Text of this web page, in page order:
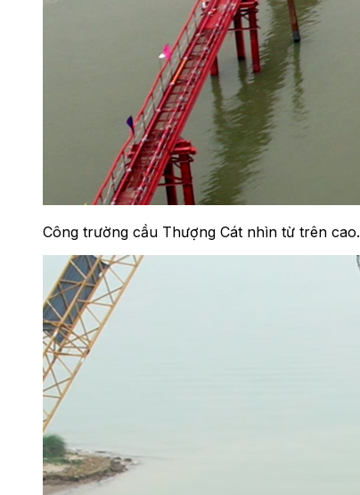
Công trường cầu Thượng Cát nhìn từ trên cao.